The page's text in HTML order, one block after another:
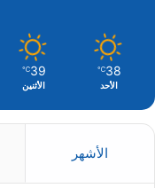
38
℃
الأحد
39
℃
الأثنين
الأشهر